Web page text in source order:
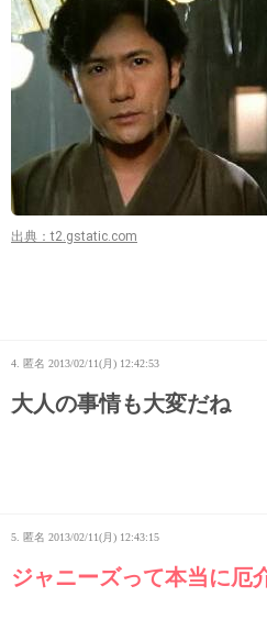
出典：t2.gstatic.com
4. 匿名 2013/02/11(月) 12:42:53
大人の事情も大変だね
5. 匿名 2013/02/11(月) 12:43:15
ジャニーズって本当に厄